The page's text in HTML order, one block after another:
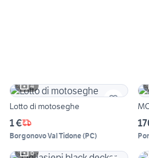
4
Lotto di motoseghe
1 €
Borgonovo Val Tidone(PC)
6